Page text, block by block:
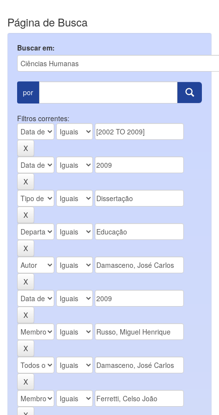
Página de Busca
Buscar em:
por
Filtros correntes: